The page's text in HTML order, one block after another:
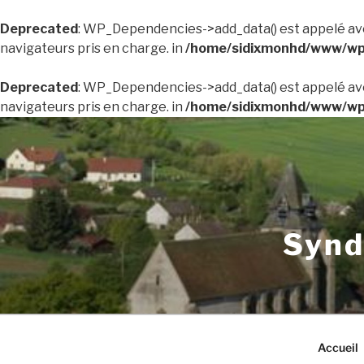
Deprecated: WP_Dependencies->add_data() est appelé
navigateurs pris en charge. in /home/sidixmonhd/www/
Deprecated: WP_Dependencies->add_data() est appelé
navigateurs pris en charge. in /home/sidixmonhd/www/
Aller
contenu
principal
Accueil